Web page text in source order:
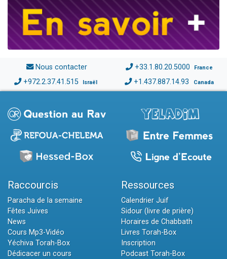
Nous contacter +33.1.80.20.5000 France
+972.2.37.41.515 Israël +1.437.887.14.93 Canada
Raccourcis
Paracha de la semaine
Fêtes Juives
News
Cours Mp3-Vidéo
Yéchiva Torah-Box
Dédicacer un cours
Ressources
Calendrier Juif
Sidour (livre de prière)
Horaires de Chabbath
Livres Torah-Box
Inscription
Podcast Torah-Box